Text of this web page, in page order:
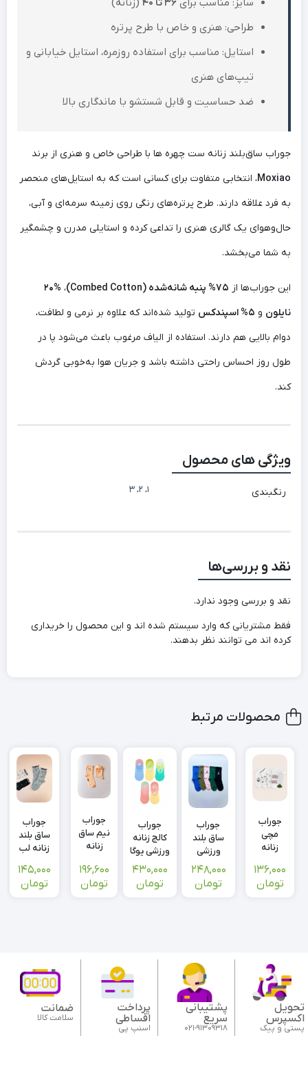
طراحی: هنری و خاص با طرح پرتره
استایل: مناسب برای استفاده روزمره، استایل خیابانی و
تیپ‌های هنری
ضد حساسیت و قابل شستشو با ماندگاری بالا
جوراب ساق‌بلند زنانه ست چهره ها با طراحی خاص و هنری از برند
Moxiao، انتخابی متفاوت برای کسانی است که به استایل‌های منحصر
به فرد علاقه دارند. طرح پرتره‌های رنگی روی زمینه سرمه‌ای و آبی،
حال‌وهوای یک گالری هنری را تداعی کرده و استایلی مدرن و چشمگیر
به شما می‌بخشد.
این جوراب‌ها از 75% پنبه شانه‌شده (Combed Cotton) ، 20%
نایلون و 5% اسپندکس
تولید شده‌اند که علاوه بر نرمی و لطافت،
دوام بالایی هم دارند. استفاده از الیاف مرغوب باعث می‌شود پا در
طول روز احساس راحتی داشته باشد و جریان هوا به‌خوبی گردش
کند.
ویژگی های محصول
رنگبندی 1، 2،3
نقد و بررسی‌ها
نقد و بررسی وجود ندارد.
فقط مشتریانی که وارد سیستم شده اند و این محصول را خریداری
کرده اند می توانند نظر بدهند.
محصولات مرتبط
جوراب
مچی
زنانه
ست گل
پنج پر
136,000
تومان
جوراب
ساق بلند
ورزشی
جردن
Jordan
آیکون
248,000
تومان
جوراب
کالج زنانه
ورزشی یوگا
مدل
رنگین‌کمان
430,000
تومان
جوراب
نیم ساق
زنانه
هلو
196,600
تومان
جوراب
ساق بلند
زنانه لب
گلی
145,000
تومان
تحویل
اکسپرس
پستی و پیک
پشتیبانی
سریع
021-91309318
پرداخت
اقساطی
اسنپ پی
ضمانت
سلامت کالا